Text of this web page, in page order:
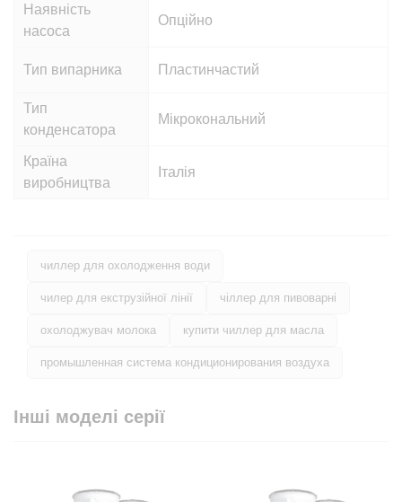
Наявність
насоса
Опційно
Тип випарника Пластинчастий
Тип
конденсатора
Мікрокональний
Країна
виробництва
Італія
чиллер для охолодження води
чилер для екструзійної лінії чіллер для пивоварні
охолоджувач молока купити чиллер для масла
промышленная система кондиционирования воздуха
Інші моделі серії